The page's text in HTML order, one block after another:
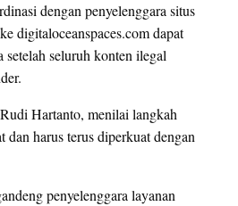
dengan penyelenggara situs
digitaloceanspaces.com dapat
setelah seluruh konten ilegal
Hartanto, menilai langkah
harus terus diperkuat dengan
penyelenggara layanan